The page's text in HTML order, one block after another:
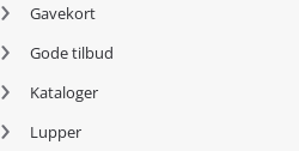
Gavekort
Gode tilbud
Kataloger
Lupper